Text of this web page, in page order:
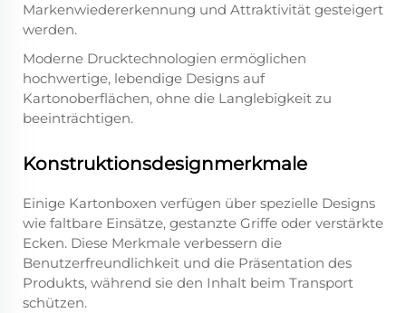
Markenwiedererkennung und Attraktivität gesteigert
werden.
Moderne Drucktechnologien ermöglichen
hochwertige, lebendige Designs auf
Kartonoberflächen, ohne die Langlebigkeit zu
beeinträchtigen.
Konstruktionsdesignmerkmale
Einige Kartonboxen verfügen über spezielle Designs
wie faltbare Einsätze, gestanzte Griffe oder verstärkte
Ecken. Diese Merkmale verbessern die
Benutzerfreundlichkeit und die Präsentation des
Produkts, während sie den Inhalt beim Transport
schützen.